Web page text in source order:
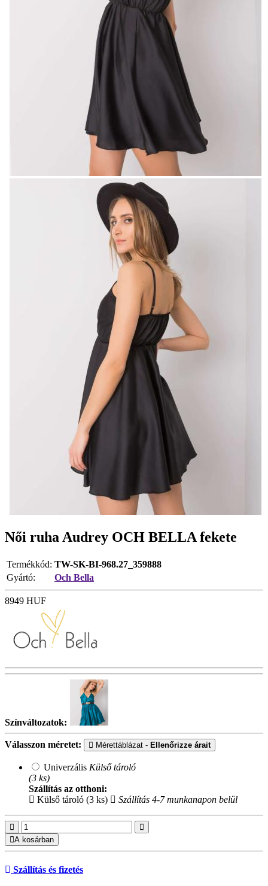
Női ruha Audrey OCH BELLA fekete
Termékkód: TW-SK-BI-968.27_359888
Gyártó:
Och Bella
8949 HUF
Színváltozatok:
Válasszon méretet: Mérettáblázat - Ellenőrizze árait
Univerzális Külső tároló
(3 ks)
Szállítás az otthoni:
Külső tároló (3 ks)
Szállítás 4-7 munkanapon belül
A kosárban
Szállítás és fizetés